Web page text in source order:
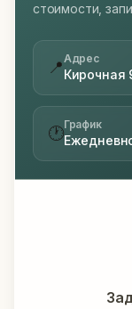
стоимости,
📍Адрес
Кирочная
🕐График